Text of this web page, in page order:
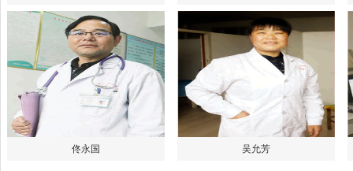
佟永国 吴允芳